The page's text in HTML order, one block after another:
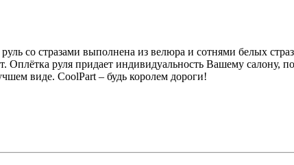
выполнена из велюра и сотнями белых страз
руля придает индивидуальность Вашему салону,
виде. CoolPart – будь королем дороги!